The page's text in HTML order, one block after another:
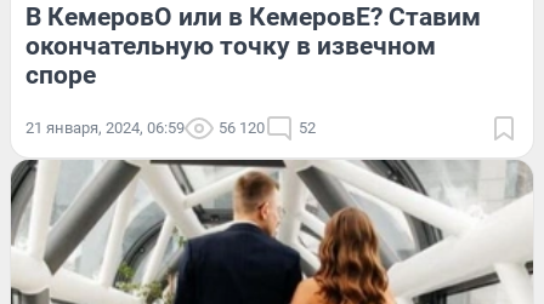
В КемеровО или в КемеровЕ? Ставим
окончательную точку в извечном
споре
21 января, 2024, 06:59 56 120 52